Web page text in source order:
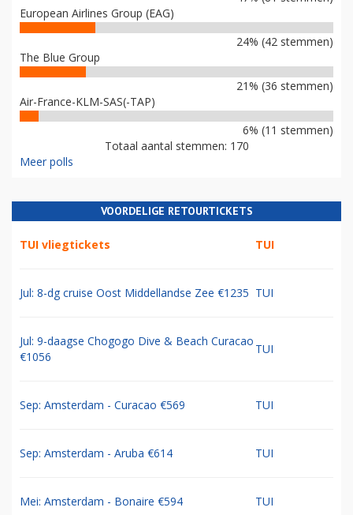
European Airlines Group (EAG)
24% (42 stemmen)
The Blue Group
21% (36 stemmen)
Air-France-KLM-SAS(-TAP)
6% (11 stemmen)
Totaal aantal stemmen: 170
Meer polls
VOORDELIGE RETOURTICKETS
TUI vliegtickets TUI
Jul: 8-dg cruise Oost Middellandse Zee €1235 TUI
Jul: 9-daagse Chogogo Dive & Beach Curacao
€1056
TUI
Sep: Amsterdam - Curacao €569 TUI
Sep: Amsterdam - Aruba €614 TUI
Mei: Amsterdam - Bonaire €594 TUI